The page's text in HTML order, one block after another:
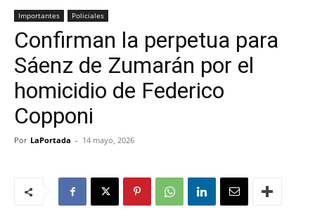
Portada
Importantes Policiales
Confirman la perpetua para
Sáenz de Zumarán por el
homicidio de Federico
Copponi
Por LaPortada - 14 mayo, 2026